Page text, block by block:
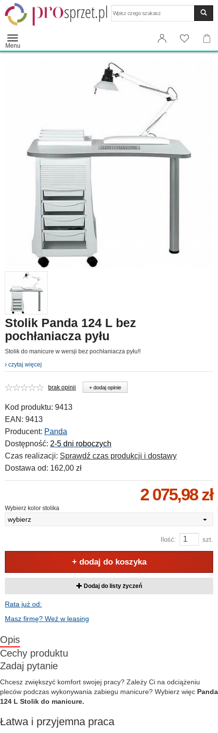
Menu
Stolik Panda 124 L bez
pochłaniacza pyłu
Stolik do manicure w wersji bez pochłaniacza pyłu!!
czytaj więcej
brak opinii + dodaj opinie
Kod produktu: 9413
EAN: 9413
Producent: Panda
Dostępność: 2-5 dni roboczych
Czas realizacji: Sprawdź czas produkcji i dostawy
Dostawa od: 162,00 zł
2 075,98 zł
Wybierz kolor stolika
wybierz
Ilość: szt.
+ dodaj do koszyka
Dodaj do listy życzeń
Rata już od:
Masz firmę? Weź w leasing
Opis
Cechy produktu
Zadaj pytanie
Chcesz zwiększyć komfort swojej pracy? Zależy Ci na odciążeniu
pleców podczas wykonywania zabiegu manicure? Wybierz więc Panda
124 L Stolik do manicure.
Łatwa i przyjemna praca